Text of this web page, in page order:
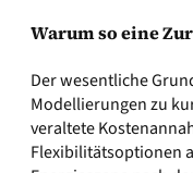
Warum so eine
Der wesentliche
Modellierungen zu
veraltete
Flexibilitätsoptionen